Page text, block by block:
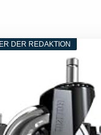
DER REDAKTION